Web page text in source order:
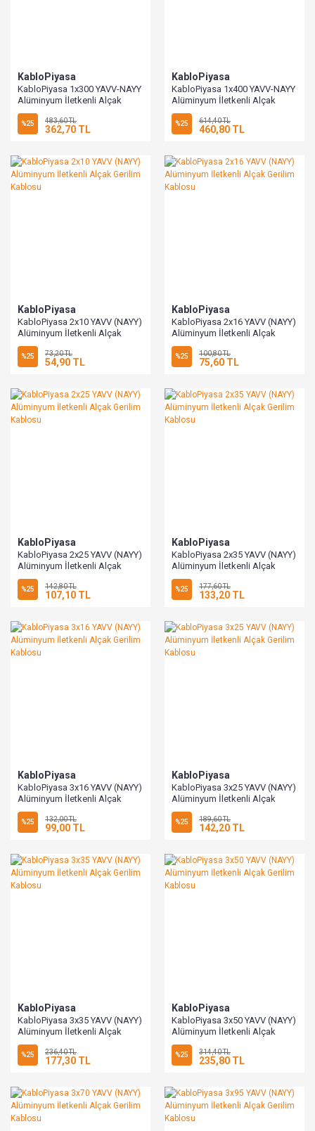
KabloPiyasa
KabloPiyasa 1x300 YAVV-NAYY
Alüminyum İletkenli Alçak
Gerilim Kablosu
%25 483,60 TL
362,70 TL
KabloPiyasa
KabloPiyasa 1x400 YAVV-NAYY
Alüminyum İletkenli Alçak
Gerilim Kablosu
%25 614,40 TL
460,80 TL
KabloPiyasa
KabloPiyasa 2x10 YAVV (NAYY)
Alüminyum İletkenli Alçak
Gerilim Kablosu
%25 73,20 TL
54,90 TL
KabloPiyasa
KabloPiyasa 2x16 YAVV (NAYY)
Alüminyum İletkenli Alçak
Gerilim Kablosu
%25 100,80 TL
75,60 TL
KabloPiyasa
KabloPiyasa 2x25 YAVV (NAYY)
Alüminyum İletkenli Alçak
Gerilim Kablosu
%25 142,80 TL
107,10 TL
KabloPiyasa
KabloPiyasa 2x35 YAVV (NAYY)
Alüminyum İletkenli Alçak
Gerilim Kablosu
%25 177,60 TL
133,20 TL
KabloPiyasa
KabloPiyasa 3x16 YAVV (NAYY)
Alüminyum İletkenli Alçak
Gerilim Kablosu
%25 132,00 TL
99,00 TL
KabloPiyasa
KabloPiyasa 3x25 YAVV (NAYY)
Alüminyum İletkenli Alçak
Gerilim Kablosu
%25 189,60 TL
142,20 TL
KabloPiyasa
KabloPiyasa 3x35 YAVV (NAYY)
Alüminyum İletkenli Alçak
Gerilim Kablosu
%25 236,40 TL
177,30 TL
KabloPiyasa
KabloPiyasa 3x50 YAVV (NAYY)
Alüminyum İletkenli Alçak
Gerilim Kablosu
%25 314,40 TL
235,80 TL